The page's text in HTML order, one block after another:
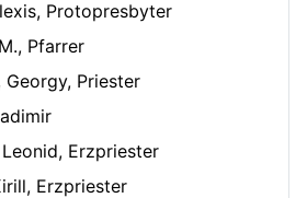
Protopresbyter
Pfarrer
Georgy, Priester
Erzpriester
Erzpriester